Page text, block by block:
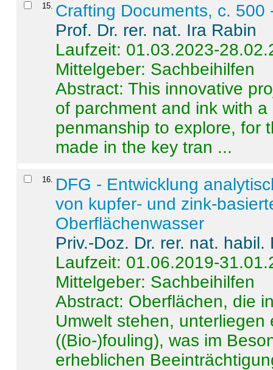
15 Crafting Documents, c. 500
Prof. Dr. rer. nat. Ira Rabin
Laufzeit: 01.03.2023-
Mittelgeber: Sachbeihilfen
Abstract:This innovative
of parchment and ink with
penmanship to explore, for
made in the key tran ...
16
DFG - Entwicklung
von kupfer- und zink-
Oberflächenwasser
Priv.-Doz. Dr. rer. nat.
Laufzeit: 01.06.2019-
Mittelgeber: Sachbeihilfen
Abstract: Oberflächen, die
Umwelt stehen,
((Bio-)fouling), was im
erheblichen